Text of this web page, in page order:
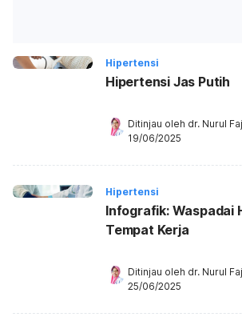
Hipertensi
Hipertensi Jas Putih
Ditinjau oleh dr. Nurul
19/06/2025
Hipertensi
Infografik: Waspadai
Tempat Kerja
Ditinjau oleh dr. Nurul
25/06/2025